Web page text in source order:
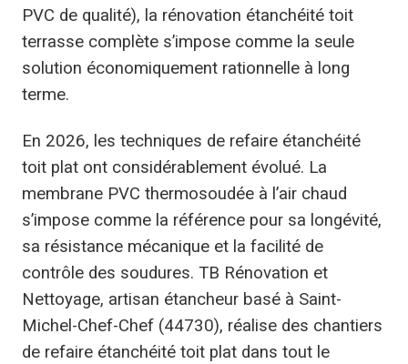
PVC de qualité), la rénovation étanchéité toit
terrasse complète s’impose comme la seule
solution économiquement rationnelle à long
terme.
En 2026, les techniques de refaire étanchéité
toit plat ont considérablement évolué. La
membrane PVC thermosoudée à l’air chaud
s’impose comme la référence pour sa longévité,
sa résistance mécanique et la facilité de
contrôle des soudures. TB Rénovation et
Nettoyage, artisan étancheur basé à Saint-
Michel-Chef-Chef (44730), réalise des chantiers
de refaire étanchéité toit plat dans tout le